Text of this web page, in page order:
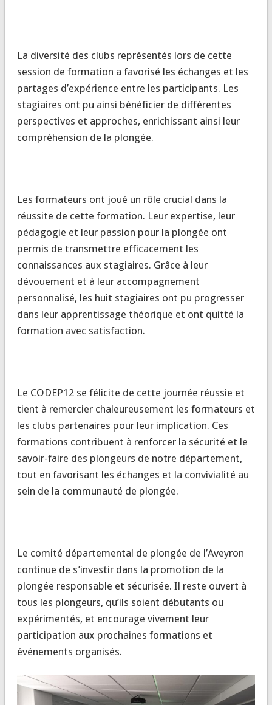
La diversité des clubs représentés lors de cette
session de formation a favorisé les échanges et les
partages d’expérience entre les participants. Les
stagiaires ont pu ainsi bénéficier de différentes
perspectives et approches, enrichissant ainsi leur
compréhension de la plongée.
Les formateurs ont joué un rôle crucial dans la
réussite de cette formation. Leur expertise, leur
pédagogie et leur passion pour la plongée ont
permis de transmettre efficacement les
connaissances aux stagiaires. Grâce à leur
dévouement et à leur accompagnement
personnalisé, les huit stagiaires ont pu progresser
dans leur apprentissage théorique et ont quitté la
formation avec satisfaction.
Le CODEP12 se félicite de cette journée réussie et
tient à remercier chaleureusement les formateurs et
les clubs partenaires pour leur implication. Ces
formations contribuent à renforcer la sécurité et le
savoir-faire des plongeurs de notre département,
tout en favorisant les échanges et la convivialité au
sein de la communauté de plongée.
Le comité départemental de plongée de l’Aveyron
continue de s’investir dans la promotion de la
plongée responsable et sécurisée. Il reste ouvert à
tous les plongeurs, qu’ils soient débutants ou
expérimentés, et encourage vivement leur
participation aux prochaines formations et
événements organisés.